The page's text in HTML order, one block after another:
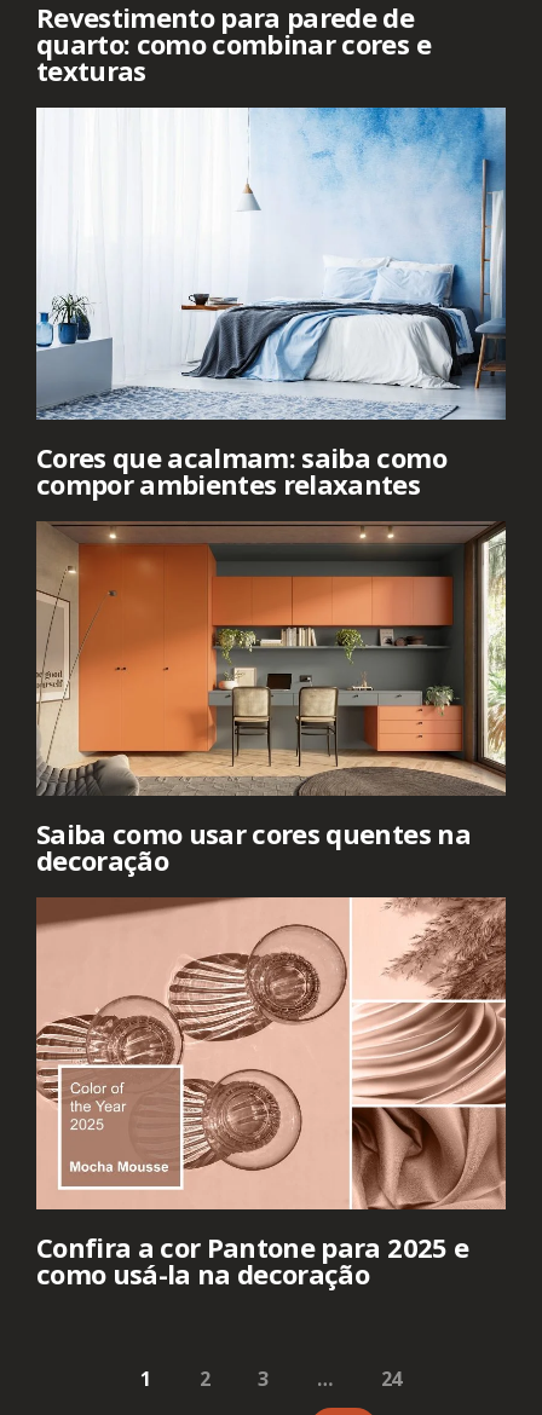
Revestimento para parede de
quarto: como combinar cores e
texturas
Cores que acalmam: saiba como
compor ambientes relaxantes
Saiba como usar cores quentes na
decoração
Confira a cor Pantone para 2025 e
como usá-la na decoração
1 2 3 …
24